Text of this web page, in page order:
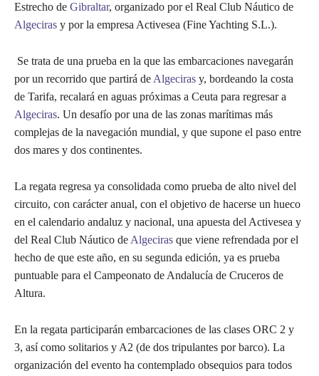
Estrecho de Gibraltar, organizado por el Real Club Náutico de
Algeciras y por la empresa Activesea (Fine Yachting S.L.).
Se trata de una prueba en la que las embarcaciones navegarán
por un recorrido que partirá deAlgeciras y, bordeando la costa
de Tarifa, recalará en aguas próximas a Ceuta para regresar a
Algeciras. Un desafío por una de las zonas marítimas más
complejas de la navegación mundial, y que supone el paso entre
dos mares y dos continentes.
La regata regresa ya consolidada como prueba de alto nivel del
circuito, con carácter anual, con el objetivo de hacerse un hueco
en el calendario andaluz y nacional, una apuesta del Activesea y
del Real Club Náutico deAlgeciras que viene refrendada por el
hecho de que este año, en su segunda edición, ya es prueba
puntuable para el Campeonato de Andalucía de Cruceros de
Altura.
En la regata participarán embarcaciones de las clases ORC 2 y
3, así como solitarios y A2 (de dos tripulantes por barco). La
organización del evento ha contemplado obsequios para todos